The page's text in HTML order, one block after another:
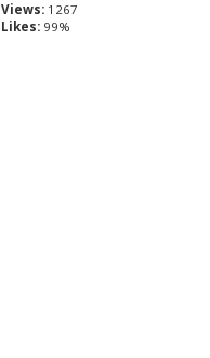
Views: 1267
Likes: 99%